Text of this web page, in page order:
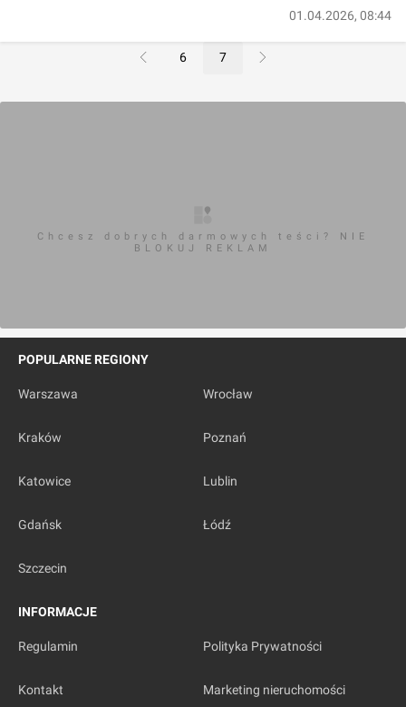
01.04.2026, 08:44
6 7
Chcesz dobrych darmowych teści? NIE
BLOKUJ REKLAM
POPULARNE REGIONY
Warszawa Wrocław
Kraków Poznań
Katowice Lublin
Gdańsk Łódź
Szczecin
INFORMACJE
Regulamin Polityka Prywatności
Kontakt Marketing nieruchomości